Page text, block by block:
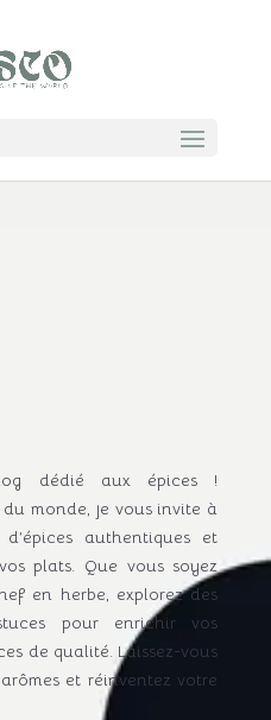
dédié aux épices !
monde, je vous invite à
authentiques et
plats. Que vous soyez
en herbe, explorez des
pour enrichir vos
de qualité. Laissez-vous
et réinventez votre